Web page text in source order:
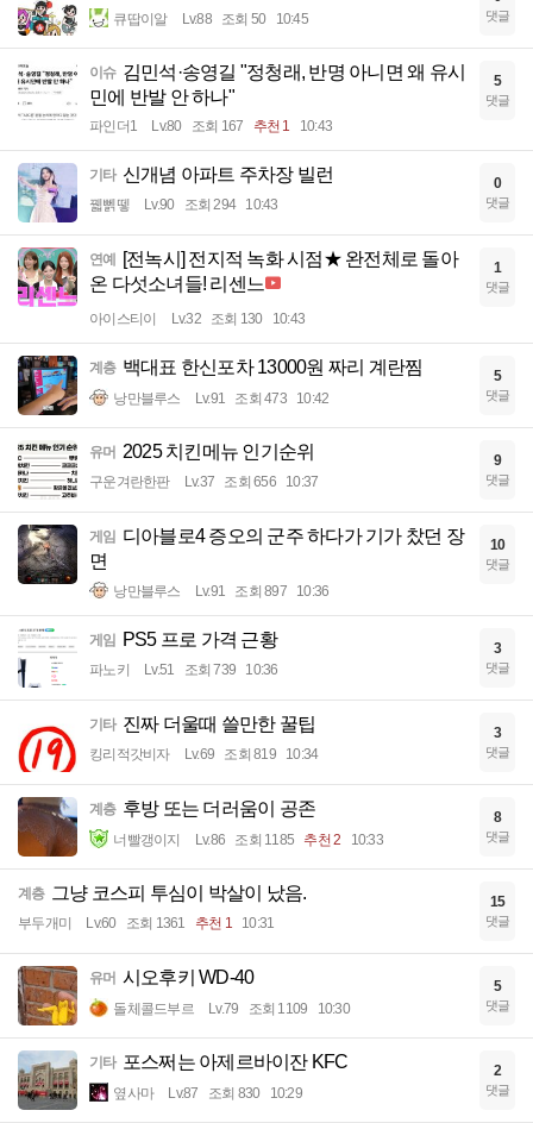
큐땁이알 Lv.88 조회 50 10:45 댓글
이슈 김민석·송영길 "정청래, 반명 아니면 왜 유시
민에 반발 안 하나"
파인더1 Lv.80 조회 167 추천 1 10:43
5
댓글
기타 신개념 아파트 주차장 빌런
꿻뻵뗗 Lv.90 조회 294 10:43
0
댓글
연예
[전녹시] 전지적 녹화 시점★ 완전체로 돌아
온 다섯소녀들! 리센느
아이스티이 Lv.32 조회 130 10:43
1
댓글
계층 백대표 한신포차 13000원 짜리 계란찜
낭만블루스 Lv.91 조회 473 10:42
5
댓글
유머 2025 치킨메뉴 인기순위
구운겨란한판 Lv.37 조회 656 10:37
9
댓글
게임
디아블로4 증오의 군주 하다가 기가 찼던 장
면
낭만블루스 Lv.91 조회 897 10:36
10
댓글
게임 PS5 프로 가격 근황
파노키 Lv.51 조회 739 10:36
3
댓글
기타 진짜 더울때 쓸만한 꿀팁
킹리적갓비자 Lv.69 조회 819 10:34
3
댓글
계층 후방 또는 더러움이 공존
너빨갱이지 Lv.86 조회 1185 추천 2 10:33
8
댓글
계층 그냥 코스피 투심이 박살이 났음.
부두개미 Lv.60 조회 1361 추천 1 10:31
15
댓글
유머 시오후키 WD-40
돌체콜드부르 Lv.79 조회 1109 10:30
5
댓글
기타 포스쩌는 아제르바이잔 KFC
옆사마 Lv.87 조회 830 10:29
2
댓글